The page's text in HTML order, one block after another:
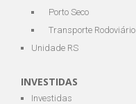
Porto Seco
Transporte Rodoviário
Unidade RS
INVESTIDAS
Investidas